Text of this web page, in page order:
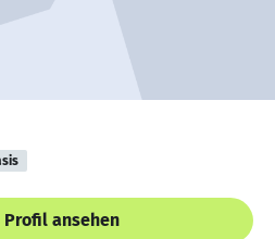
Profil ansehen